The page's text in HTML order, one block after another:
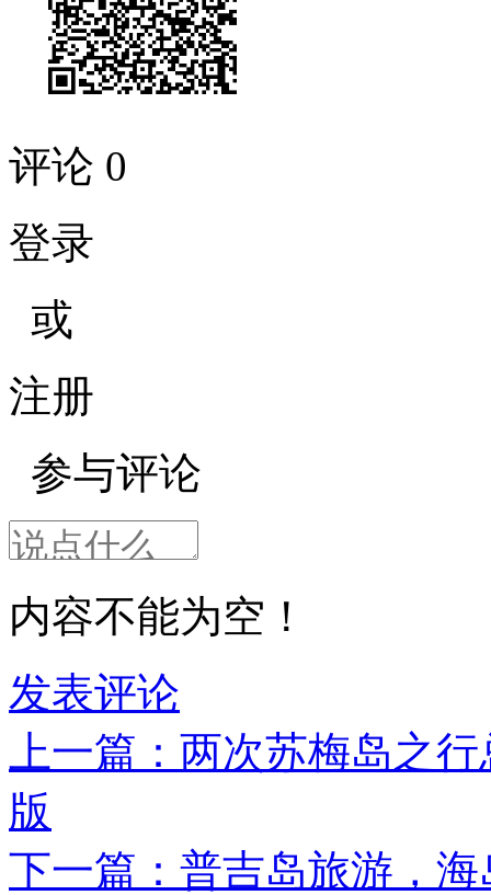
评论 0
登录
或
注册
参与评论
内容不能为空！
发表评论
上一篇：两次苏梅岛之
版
下一篇：普吉岛旅游，